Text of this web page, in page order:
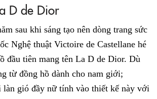
D de Dior
sau khi sáng tạo nên dòng trang sức
Nghệ thuật Victoire de Castellane hé
đầu tiên mang tên La D de Dior. Dù
từ đồng hồ dành cho nam giới;
làn gió đầy nữ tính vào thiết kế này với